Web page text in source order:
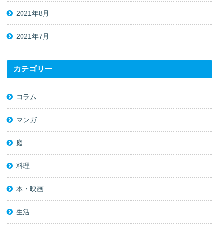
2021年8月
2021年7月
カテゴリー
コラム
マンガ
庭
料理
本・映画
生活